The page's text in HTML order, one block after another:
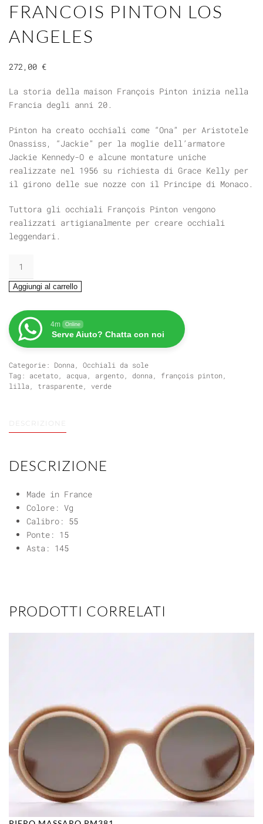
FRANCOIS PINTON LOS
ANGELES
272,00 €
La storia della maison François Pinton inizia nella
Francia degli anni 20.
Pinton ha creato occhiali come “Ona” per Aristotele
Onassiss, “Jackie” per la moglie dell’armatore
Jackie Kennedy-O e alcune montature uniche
realizzate nel 1956 su richiesta di Grace Kelly per
il girono delle sue nozze con il Principe di Monaco.
Tuttora gli occhiali François Pinton vengono
realizzati artigianalmente per creare occhiali
leggendari.
LOS
quantità
Aggiungi al carrello
4m Online
Serve Aiuto? Chatta con noi
Categorie: Donna, Occhiali da sole
Tag: acetato, acqua, argento, donna, françois pinton,
lilla, trasparente, verde
DESCRIZIONE
DESCRIZIONE
Made in France
Colore: Vg
Calibro: 55
Ponte: 15
Asta: 145
PRODOTTI CORRELATI